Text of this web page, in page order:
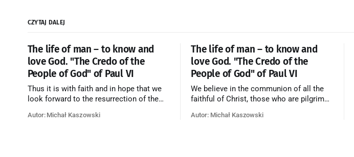
CZYTAJ DALEJ
The life of man – to know and
love God. "The Credo of the
People of God" of Paul VI
Thus it is with faith and in hope that we
look forward to the resurrection of the
Blessed be God Thrice Holy. Amen. ←
Autor: Michał Kaszowski
The life of man – to know and
love God. "The Credo of the
People of God" of Paul VI
We believe in the communion of all the
faithful of Christ, those who are pilgrims
purification, and the blessed in heaven, all
Autor: Michał Kaszowski